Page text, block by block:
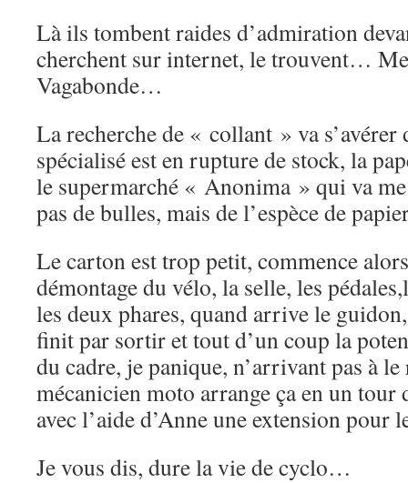
Là ils tombent raides d’admiration
cherchent sur internet, le trouvent…
Vagabonde…
La recherche de « collant » va
spécialisé est en rupture de stock, la
le supermarché « Anonima » qui va
pas de bulles, mais de l’espèce de
Le carton est trop petit, commence
démontage du vélo, la selle, les
les deux phares, quand arrive le
finit par sortir et tout d’un coup la
du cadre, je panique, n’arrivant pas à
mécanicien moto arrange ça en un
avec l’aide d’Anne une extension pour
Je vous dis, dure la vie de cyclo…